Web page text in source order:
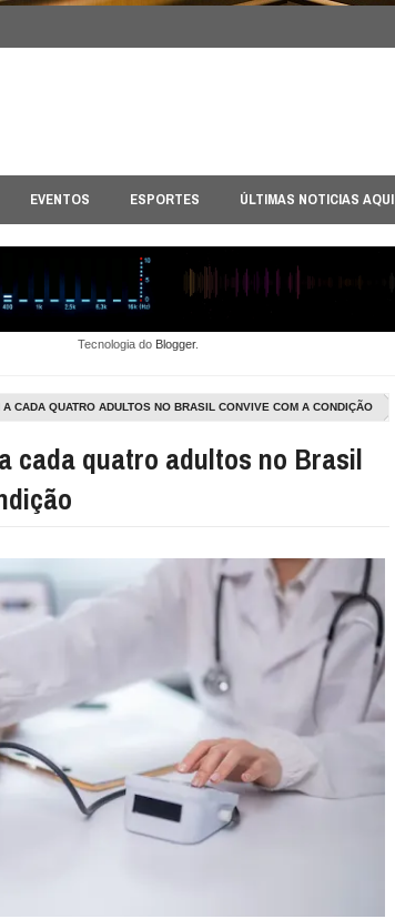
EVENTOS ESPORTES ÚLTIMAS NOTICIAS AQUI
Tecnologia do Blogger.
CADA QUATRO ADULTOS NO BRASIL CONVIVE COM A CONDIÇÃO
cada quatro adultos no Brasil